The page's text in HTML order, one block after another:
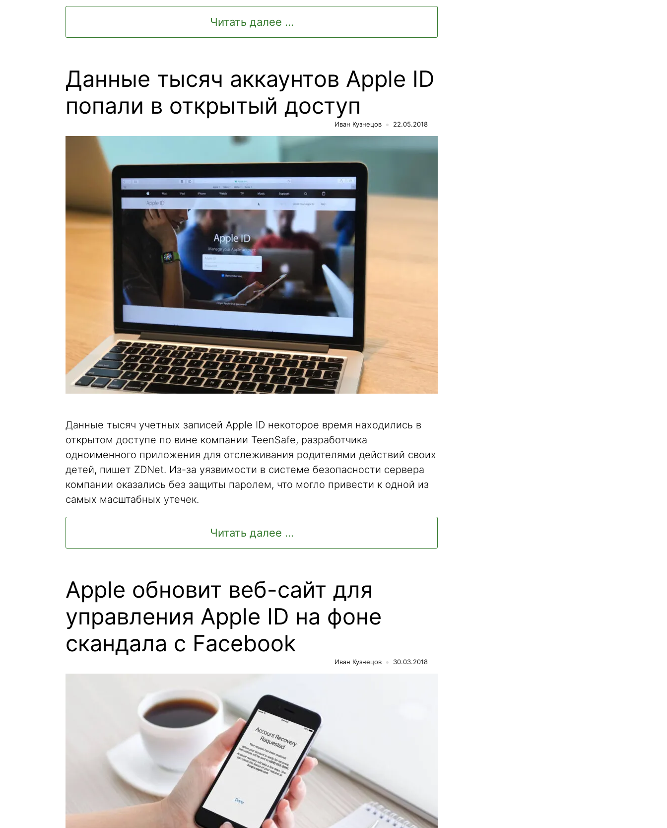
Читать далее ...
Данные тысяч аккаунтов Apple ID
попали в открытый доступ
Иван Кузнецов 22.05.2018
Данные тысяч учетных записей Apple ID некоторое время находились в
открытом доступе по вине компании TeenSafe, разработчика
одноименного приложения для отслеживания родителями действий своих
детей, пишет ZDNet. Из-за уязвимости в системе безопасности сервера
компании оказались без защиты паролем, что могло привести к одной из
самых масштабных утечек.
Читать далее ...
Apple обновит веб-сайт для
управления Apple ID на фоне
скандала с Facebook
Иван Кузнецов 30.03.2018